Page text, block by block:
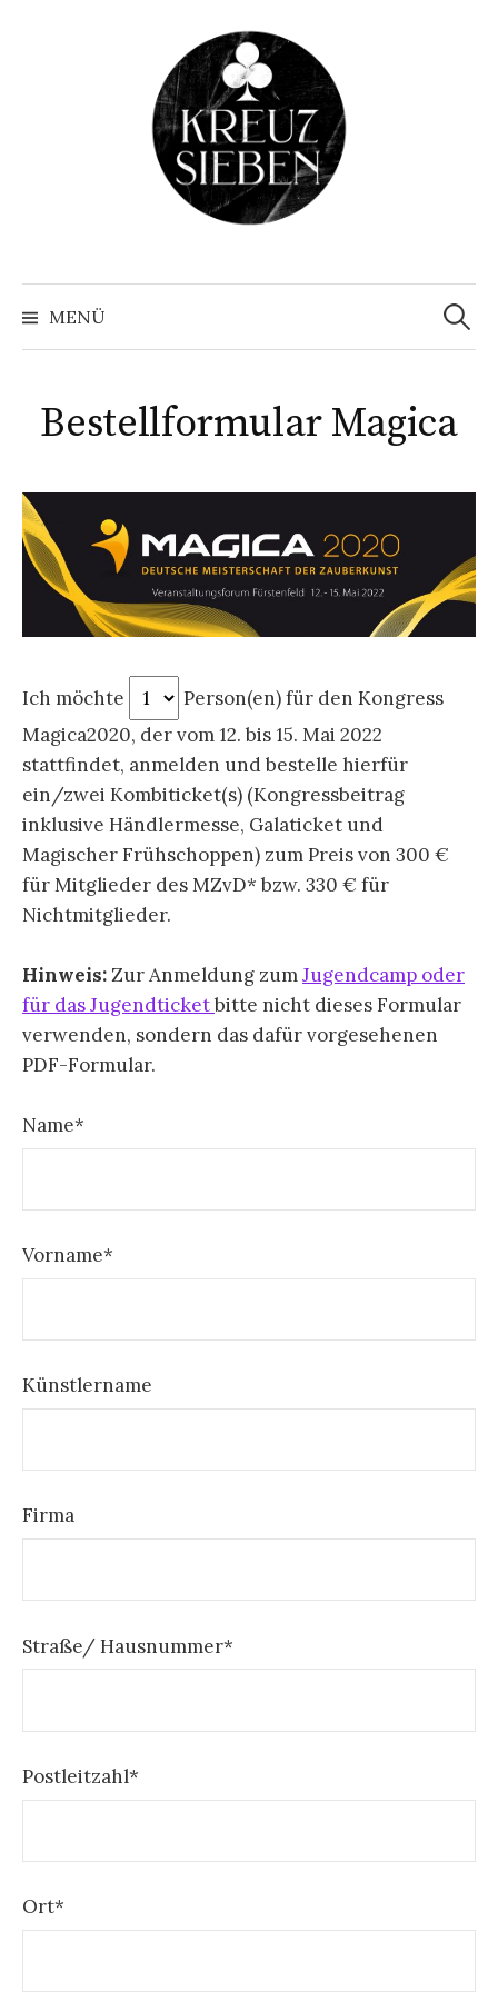
MENÜ
Suchen
nach:
Bestellformular Magica
Ich möchte
Person(en) für den Kongress
Magica2020, der vom 12. bis 15. Mai 2022
stattfindet, anmelden und bestelle hierfür
ein/zwei Kombiticket(s) (Kongressbeitrag
inklusive Händlermesse, Galaticket und
Magischer Frühschoppen) zum Preis von 300 €
für Mitglieder des MZvD* bzw. 330 € für
Nichtmitglieder.
Hinweis:Zur Anmeldung zumJugendcamp oder
für das Jugendticketbitte nicht dieses Formular
verwenden, sondern das dafür vorgesehenen
PDF-Formular.
Name*
Vorname*
Künstlername
Firma
Straße/ Hausnummer*
Postleitzahl*
Ort*